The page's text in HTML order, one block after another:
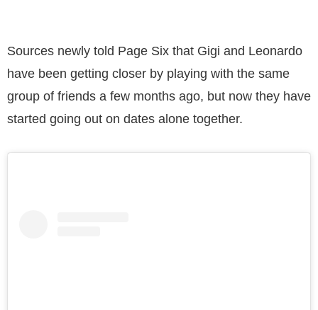
Sources newly told Page Six that Gigi and Leonardo
have been getting closer by playing with the same
group of friends a few months ago, but now they have
started going out on dates alone together.